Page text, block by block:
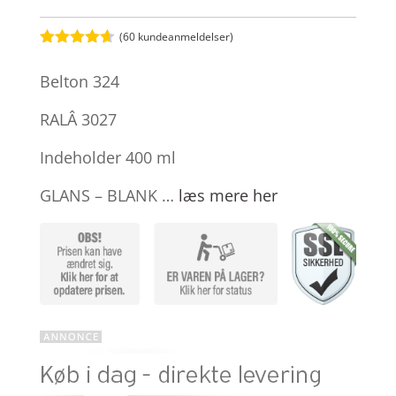
ud af 5
kundebedø
mmelser
(60 kundeanmeldelser)
Belton 324
RALÂ 3027
Indeholder 400 ml
GLANS – BLANK … læs mere her